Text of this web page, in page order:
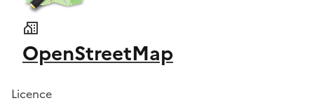
OpenStreetMap
Licence